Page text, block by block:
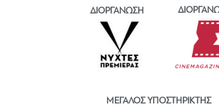
ΔΙΟΡΓΑΝΩΣΗ
ΜΕΓΑΛΟΣ ΥΠΟΣΤΗΡΙΚΤΗΣ